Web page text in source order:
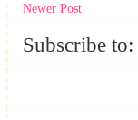
Newer Post
Subscribe to: